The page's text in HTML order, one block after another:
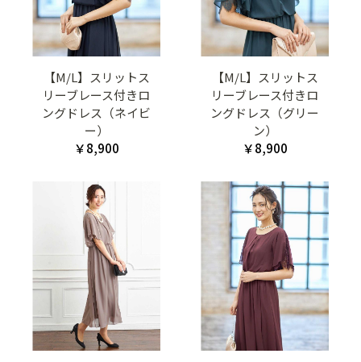
【M/L】スリットス
リーブレース付きロ
ングドレス（ネイビ
ー）
￥8,900
【M/L】スリットス
リーブレース付きロ
ングドレス（グリー
ン）
￥8,900